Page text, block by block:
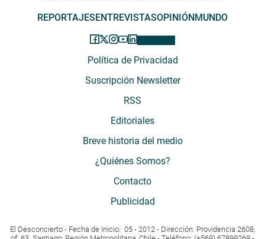
REPORTAJES ENTREVISTASOPINIÓN MUNDO
Política de Privacidad
Suscripción Newsletter
RSS
Editoriales
Breve historia del medio
¿Quiénes Somos?
Contacto
Publicidad
El Desconcierto - Fecha de Inicio: 05 - 2012 - Dirección: Providencia 2608,